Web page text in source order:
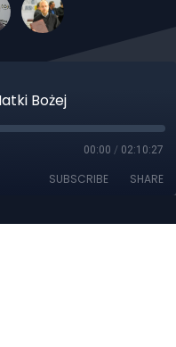
Bożej
00:00 / 02:10:27
SUBSCRIBE SHARE